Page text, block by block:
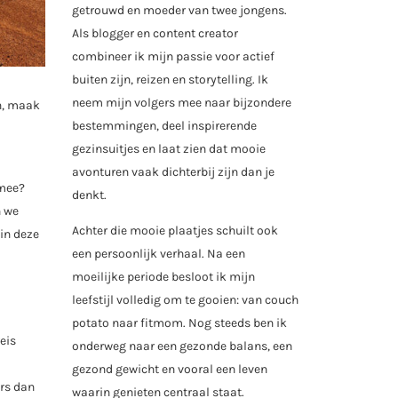
maak
we
deze
dan
getrouwd en moeder van twee jongens.
Als blogger en content creator
combineer ik mijn passie voor actief
buiten zijn, reizen en storytelling. Ik
neem mijn volgers mee naar bijzondere
bestemmingen, deel inspirerende
gezinsuitjes en laat zien dat mooie
avonturen vaak dichterbij zijn dan je
denkt.
Achter die mooie plaatjes schuilt ook
een persoonlijk verhaal. Na een
moeilijke periode besloot ik mijn
leefstijl volledig om te gooien: van couch
potato naar fitmom. Nog steeds ben ik
onderweg naar een gezonde balans, een
gezond gewicht en vooral een leven
waarin genieten centraal staat.